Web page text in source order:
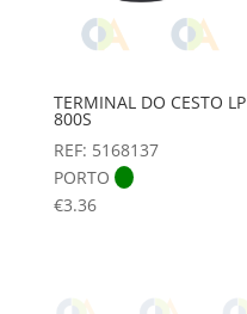
TERMINAL DO CESTO LP
800S
REF: 5168137
PORTO
€3.36